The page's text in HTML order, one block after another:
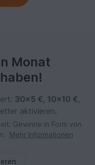
Monat
30×5 €, 10×10 €,
aktivieren.
Gewinne in Form von
Mehr Informationen